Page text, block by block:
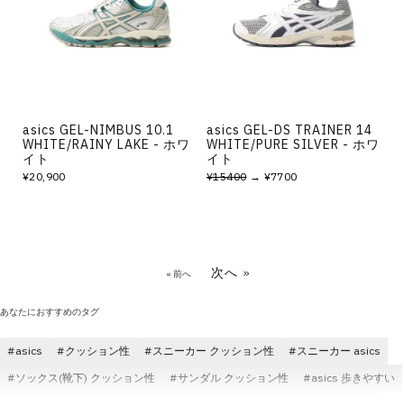
asics GEL-NIMBUS 10.1
WHITE/RAINY LAKE - ホワ
イト
¥20,900
asics GEL-DS TRAINER 14
WHITE/PURE SILVER - ホワ
イト
¥15400→ ¥7700
« 前へ 次へ »
あなたにおすすめのタグ
asics クッション性 スニーカー クッション性
スニーカー asics
ソックス(靴下) クッション性
サンダル クッション性
asics 歩きやすい